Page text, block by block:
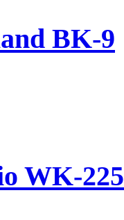
BK-9
WK-225